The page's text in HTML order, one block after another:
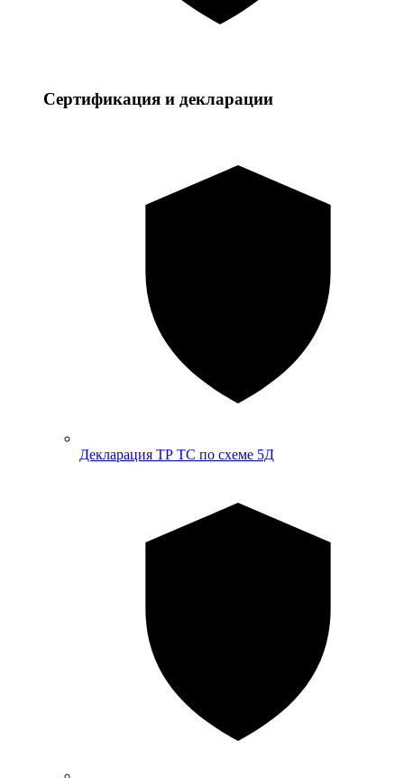
Сертификация и декларации
Декларация ТР ТС по схеме 5Д